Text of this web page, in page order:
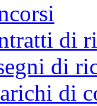
di
di
di